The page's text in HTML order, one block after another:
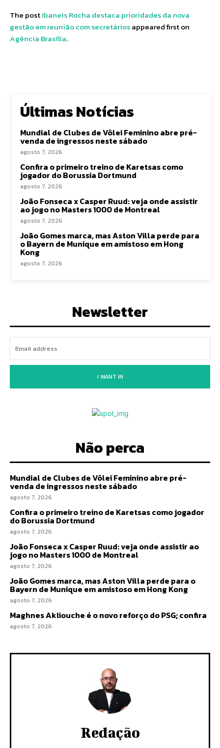
The postIbaneis Rocha destaca prioridades da nova
gestão em reunião com secretáriosappeared first on
Agência Brasília.
Últimas Notícias
Mundial de Clubes de Vôlei Feminino abre pré-
venda de ingressos neste sábado
agosto 7, 2026
Confira o primeiro treino de Karetsas como
jogador do Borussia Dortmund
agosto 7, 2026
João Fonseca x Casper Ruud: veja onde assistir
ao jogo no Masters 1000 de Montreal
agosto 7, 2026
João Gomes marca, mas Aston Villa perde para
o Bayern de Munique em amistoso em Hong
Kong
agosto 7, 2026
Newsletter
I WANT IN
Não perca
Mundial de Clubes de Vôlei Feminino abre pré-
venda de ingressos neste sábado
agosto 7, 2026
Confira o primeiro treino de Karetsas como jogador
do Borussia Dortmund
agosto 7, 2026
João Fonseca x Casper Ruud: veja onde assistir ao
jogo no Masters 1000 de Montreal
agosto 7, 2026
João Gomes marca, mas Aston Villa perde para o
Bayern de Munique em amistoso em Hong Kong
agosto 7, 2026
Maghnes Akliouche é o novo reforço do PSG; confira
agosto 7, 2026
Redação